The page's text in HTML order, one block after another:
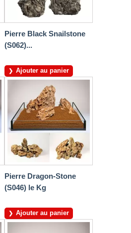
Pierre Black Snailstone
(S062)...
Ajouter au panier
Pierre Dragon-Stone
(S046) le Kg
Ajouter au panier